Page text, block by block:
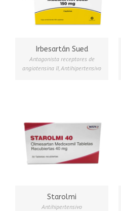
Irbesartán Sued
Antagonista receptores de
angiotensina II, Antihipertensivo
Starolmi
Antihipertensivo